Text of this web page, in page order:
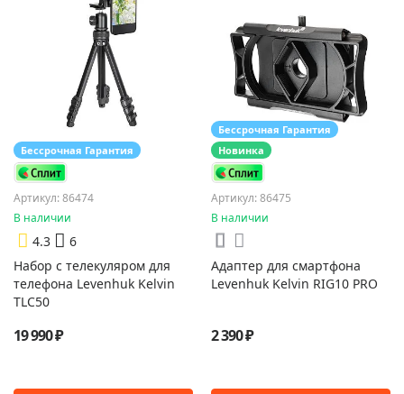
Бессрочная Гарантия
Артикул: 86474
В наличии
4.3
6
Набор с телекуляром для
телефона Levenhuk Kelvin
TLC50
19 990 ₽
Бессрочная Гарантия
Новинка
Артикул: 86475
В наличии
Адаптер для смартфона
Levenhuk Kelvin RIG10 PRO
2 390 ₽